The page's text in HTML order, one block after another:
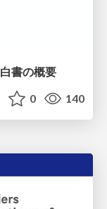
書の概要
0 140